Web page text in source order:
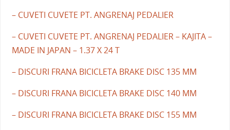
– CUVETI CUVETE PT. ANGRENAJ PEDALIER
– CUVETI CUVETE PT. ANGRENAJ PEDALIER – KAJITA –
MADE IN JAPAN – 1.37 X 24 T
– DISCURI FRANA BICICLETA BRAKE DISC 135 MM
– DISCURI FRANA BICICLETA BRAKE DISC 140 MM
– DISCURI FRANA BICICLETA BRAKE DISC 155 MM